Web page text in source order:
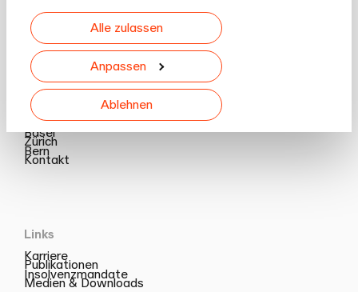
Informationen möglicherweise mit weiteren Daten
zusammen, die Sie ihnen bereitgestellt haben oder
die sie im Rahmen Ihrer Nutzung der Dienste
gesammelt haben.
Alle zulassen
Anpassen
Ablehnen
Standorte
Basel
Zürich
Bern
Kontakt
Links
Karriere
Publikationen
Insolvenzmandate
Medien & Downloads